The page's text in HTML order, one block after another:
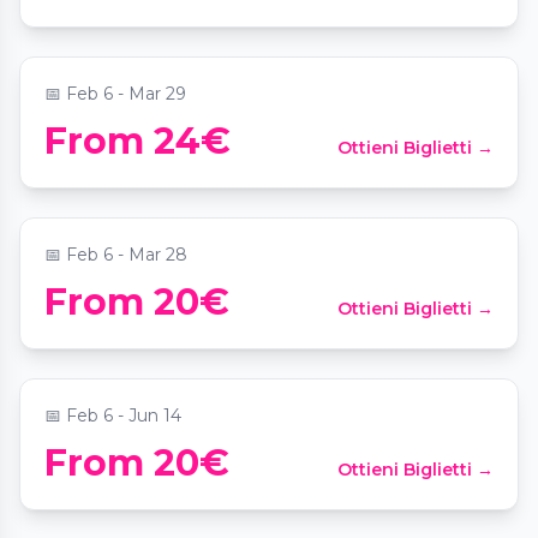
📍Landungsbrücken
📅 Feb 6 - Mar 29
From 24€ Ottieni Biglietti →
Paarzeit Schatzsuche: Mission Hamburg
📍Alsterhaus
📅 Feb 6 - Mar 28
From 20€ Ottieni Biglietti →
Hamburg
📍Jungfernstieg 20
📅 Feb 6 - Jun 14
From 20€ Ottieni Biglietti →
Hamburg Altstadt
📍Jungfernstieg 16-20